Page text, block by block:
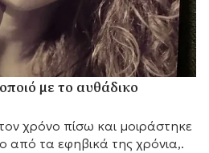
με το αυθάδικο
χρόνο πίσω και μοιράστηκε
από τα εφηβικά της χρόνια,.